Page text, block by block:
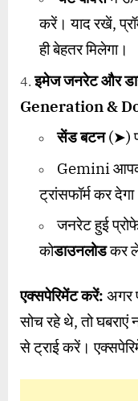
करें। याद रखें,
ही बेहतर मिलेगा।
इमेज जनरेट और
Generation &
सेंड बटन(➤)
Gemini
ट्रांसफॉर्म कर
जनरेट हुई
कोडाउनलोडकर लें
एक्सपेरिमेंट करें: अगर
सोच रहे थे, तो घबराएं
से ट्राई करें।